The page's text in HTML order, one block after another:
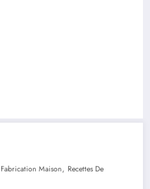
Fabrication Maison, Recettes De